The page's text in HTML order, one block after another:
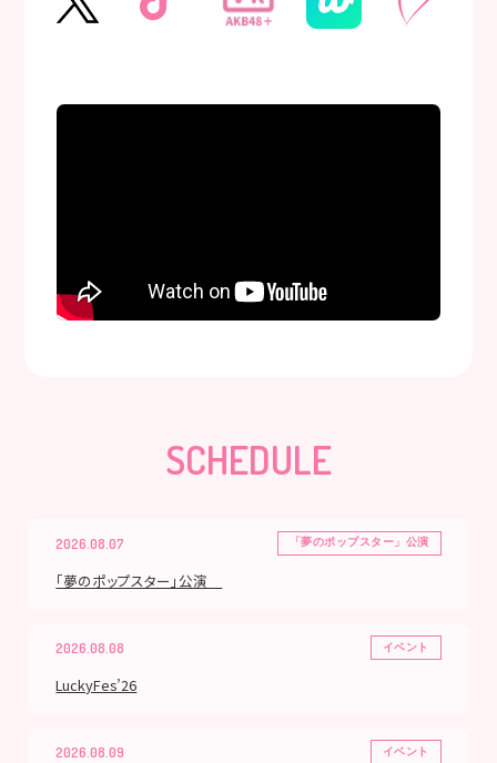
SCHEDULE
2026.08.07 「夢のポップスター」公演
「夢のポップスター」公演
2026.08.08 イベント
LuckyFes’26
2026.08.09 イベント